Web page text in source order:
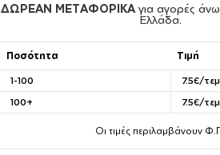
ΔΩΡΕΑΝ ΜΕΤΑΦΟΡΙΚΑ για αγορές
Ελλάδα.
Ποσότητα Τιμή
1-100
7.5€/τεμ
100+
7.5€/τεμ
Οι τιμές περιλαμβάνουν